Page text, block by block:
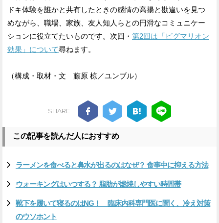
ドキ体験を誰かと共有したときの感情の高揚と勘違いを見つ
めながら、職場、家族、友人知人らとの円滑なコミュニケー
ションに役立てたいものです。次回・ 第2回は「ピグマリオン
効果」について尋ねます。
（構成・取材・文 藤原 椋／ユンブル）
SHARE
この記事を読んだ人におすすめ
ラーメンを食べると鼻水が出るのはなぜ？ 食事中に抑える方法
ウォーキングはいつする？ 脂肪が燃焼しやすい時間帯
靴下を履いて寝るのはNG！ 臨床内科専門医に聞く、冷え対策
のウソホント